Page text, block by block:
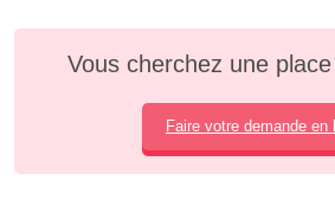
Vous cherchez une
Faire votre demande en